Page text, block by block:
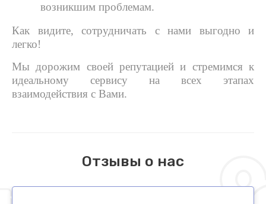
возникшим проблемам.
Как видите, сотрудничать с нами выгодно и
легко!
Мы дорожим своей репутацией и стремимся к
идеальному сервису на всех этапах
взаимодействия с Вами.
Отзывы о нас